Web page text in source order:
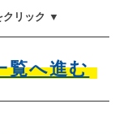
クリック ▼
覧へ進む